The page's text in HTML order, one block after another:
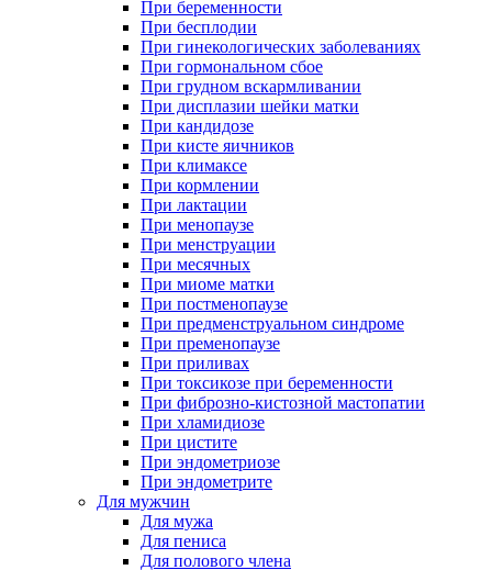
При беременности
При бесплодии
При гинекологических заболеваниях
При гормональном сбое
При грудном вскармливании
При дисплазии шейки матки
При кандидозе
При кисте яичников
При климаксе
При кормлении
При лактации
При менопаузе
При менструации
При месячных
При миоме матки
При постменопаузе
При предменструальном синдроме
При пременопаузе
При приливах
При токсикозе при беременности
При фиброзно-кистозной мастопатии
При хламидиозе
При цистите
При эндометриозе
При эндометрите
Для мужчин
Для мужа
Для пениса
Для полового члена